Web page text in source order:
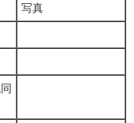
写真